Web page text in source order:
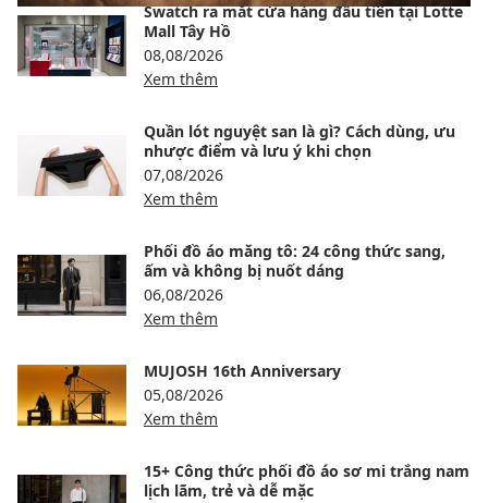
Swatch ra mắt cửa hàng đầu tiên tại Lotte
Mall Tây Hồ
08,08/2026
Xem thêm
Quần lót nguyệt san là gì? Cách dùng, ưu
nhược điểm và lưu ý khi chọn
07,08/2026
Xem thêm
Phối đồ áo măng tô: 24 công thức sang,
ấm và không bị nuốt dáng
06,08/2026
Xem thêm
MUJOSH 16th Anniversary
05,08/2026
Xem thêm
15+ Công thức phối đồ áo sơ mi trắng nam
lịch lãm, trẻ và dễ mặc